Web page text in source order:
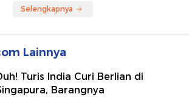
Selengkapnya
Lainnya
Turis India Curi Berlian di
Barangnya